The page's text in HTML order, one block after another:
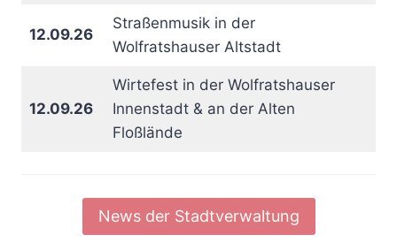
12.09.26
Straßenmusik in der
Wolfratshauser Altstadt
12.09.26
Wirtefest in der Wolfratshauser
Innenstadt & an der Alten
Floßlände
News der Stadtverwaltung